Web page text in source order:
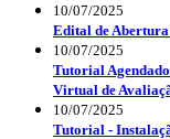
10/07/2025
Edital de
10/07/2025
Tutorial
Virtual de
10/07/2025
Tutorial -